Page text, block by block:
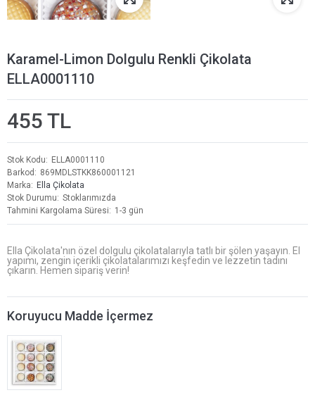
Karamel-Limon Dolgulu Renkli Çikolata
ELLA0001110
455 TL
Stok Kodu
ELLA0001110
Barkod
869MDLSTKK860001121
Marka
Ella Çikolata
Stok Durumu
Stoklarımızda
Tahmini Kargolama Süresi
1-3 gün
Ella Çikolata'nın özel dolgulu çikolatalarıyla tatlı bir şölen yaşayın. El
yapımı, zengin içerikli çikolatalarımızı keşfedin ve lezzetin tadını
çıkarın. Hemen sipariş verin!
Koruyucu Madde İçermez